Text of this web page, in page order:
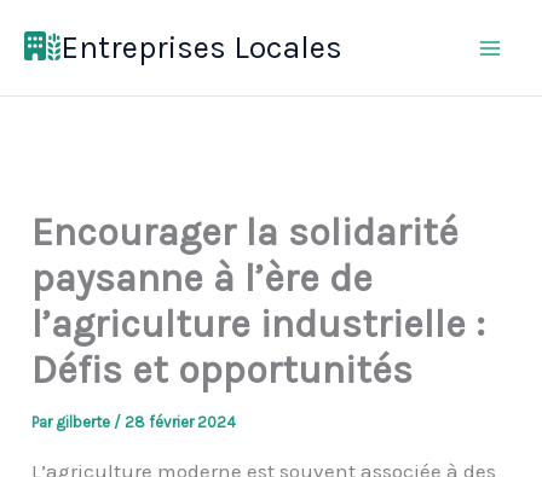
Entreprises Locales
Encourager la solidarité
paysanne à l’ère de
l’agriculture industrielle :
Défis et opportunités
Par gilberte /28 février 2024
L’agriculture moderne est souvent associée à des